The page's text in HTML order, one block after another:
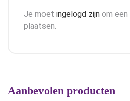
Je moet ingelogd zijn om
plaatsen.
Aanbevolen producten